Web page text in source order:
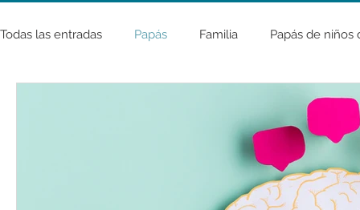
Todas las entradas Papás Familia Papás de niños